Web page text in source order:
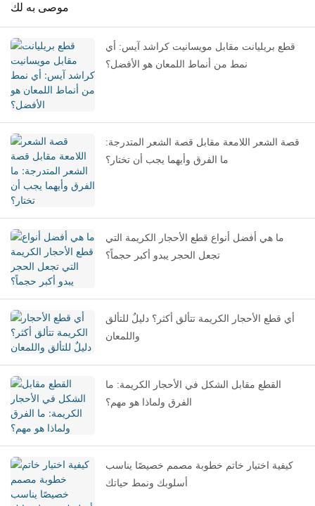
موصى به لك
قطع بريليانت مقابل مويسانيت كراشد آيس: أي
نمط من أنماط اللمعان هو الأفضل؟
قصة الشعر اللامعة مقابل قصة الشعر المتدرجة:
ما الفرق وأيهما يجب أن تختار؟
ما هي أفضل أنواع قطع الأحجار الكريمة التي
تجعل الحجر يبدو أكبر حجماً؟
أي قطع الأحجار الكريمة تتألق أكثر؟ دليلٌ للتألق
واللمعان
القطع مقابل الشكل في الأحجار الكريمة: ما
الفرق ولماذا هو مهم؟
كيفية اختيار خاتم خطوبة مصمم خصيصًا يناسب
أسلوبك ونمط حياتك